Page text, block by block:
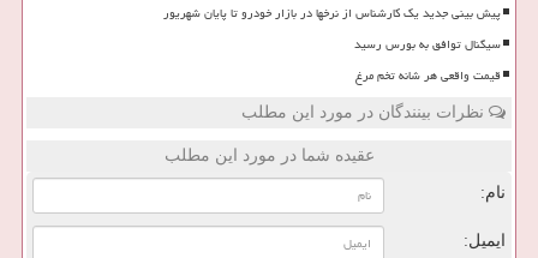
پیش بینی جدید یک کارشناس از نرخها در بازار خودرو تا پایان شهریور
سیگنال توافق به بورس رسید
قیمت واقعی هر شانه تخم مرغ
نظرات بینندگان در مورد این مطلب
عقیده شما در مورد این مطلب
نام:
ایمیل: